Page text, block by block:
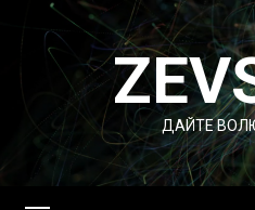
Перейти
содержимому
ДАЙТЕ